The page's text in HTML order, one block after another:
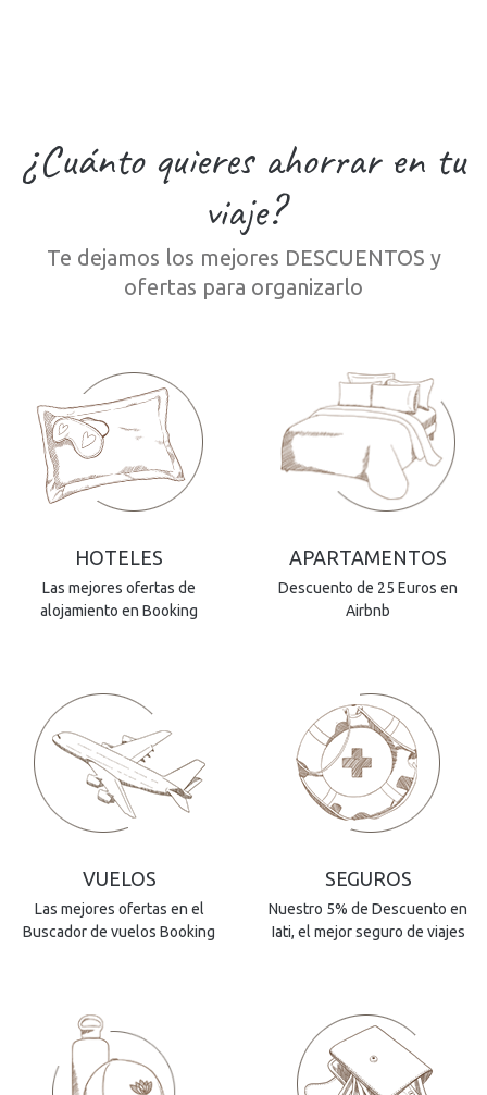
¿Cuánto quieres ahorrar en tu
viaje?
Te dejamos los mejores DESCUENTOS y
ofertas para organizarlo
HOTELES
Las mejores ofertas de
alojamiento en Booking
APARTAMENTOS
Descuento de 25 Euros en
Airbnb
VUELOS
Las mejores ofertas en el
Buscador de vuelos Booking
SEGUROS
Nuestro 5% de Descuento en
Iati, el mejor seguro de viajes